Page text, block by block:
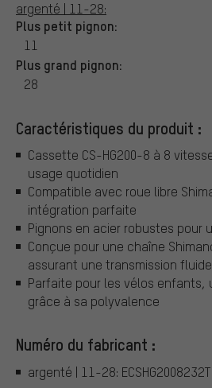
argenté | 11-28:
Plus petit pignon:
11
Plus grand pignon:
28
Caractéristiques du produit :
Cassette CS-HG200-8 à 8
usage quotidien
Compatible avec roue libre
intégration parfaite
Pignons en acier robustes pour
Conçue pour une chaîne
assurant une transmission fluide
Parfaite pour les vélos enfants,
grâce à sa polyvalence
Numéro du fabricant :
argenté | 11-28: ECSHG2008232T